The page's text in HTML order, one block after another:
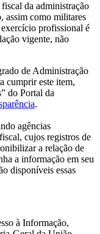
da administração
assim como militares
profissional é
vigente, não
de Administração
cumprir este item,
do Portal da
.
agências
cujos registros de
a relação de
a informação em seu
disponíveis essas
à Informação,